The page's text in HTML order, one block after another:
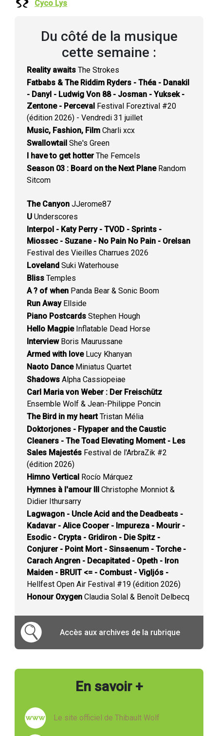
Cyco Lys
Du côté de la musique
cette semaine :
Reality awaits The Strokes
Fatbabs & The Riddim Ryders - Théa - Danakil
- Danyl - Ludwig Von 88 - Josman - Yuksek -
Zentone - Perceval Festival Foreztival #20
(édition 2026) - Vendredi 31 juillet
Music, Fashion, Film Charli xcx
Swallowtail She's Green
I have to get hotterThe Femcels
Season 03 : Board on the Next PlaneRandom
Sitcom
The Canyon JJerome87
U Underscores
Interpol - Katy Perry - TVOD - Sprints -
Miossec - Suzane - No Pain No Pain - Orelsan
Festival des Vieilles Charrues 2026
Loveland Suki Waterhouse
Bliss Temples
A ? of when Panda Bear & Sonic Boom
Run AwayEllside
Piano Postcards Stephen Hough
Hello MagpieInflatable Dead Horse
InterviewBoris Maurussane
Armed with loveLucy Khanyan
Naoto DanceMiniatus Quartet
Shadows Alpha Cassiopeiae
Carl Maria von Weber : Der Freischütz
Ensemble Wolf & Jean-Philippe Poncin
The Bird in my heartTristan Mélia
Doktorjones - Flypaper and the Caustic
Cleaners - The Toad Elevating Moment - Les
Sales Majestés Festival de l'ArbraZik #2
(édition 2026)
Himno Vertical Rocío Márquez
Hymnes à l'amour III Christophe Monniot &
Didier Ithursarry
Lagwagon - Uncle Acid and the Deadbeats -
Kadavar - Alice Cooper - Impureza - Mourir -
Esodic - Crypta - Gridiron - Die Spitz -
Conjurer - Point Mort - Sinsaenum - Torche -
Carach Angren - Decapitated - Opeth - Iron
Maiden - BRUIT <= - Combust - Vigljós -
Hellfest Open Air Festival #19 (édition 2026)
Honour Oxygen Claudia Solal & Benoît Delbecq
Accès aux archives de la rubrique
En savoir +
Le site officiel de Thibault Wolf